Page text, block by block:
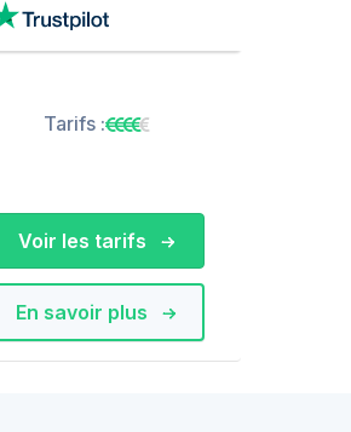
Tarifs :
En savoir plus
Voir les tarifs